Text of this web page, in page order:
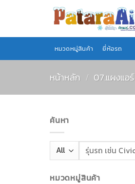
หมวดหมู่สินค้า ยี่ห้อรถ
หน้าหลัก / 07.แผงแอร์
ค้นหา
หมวดหมู่สินค้า